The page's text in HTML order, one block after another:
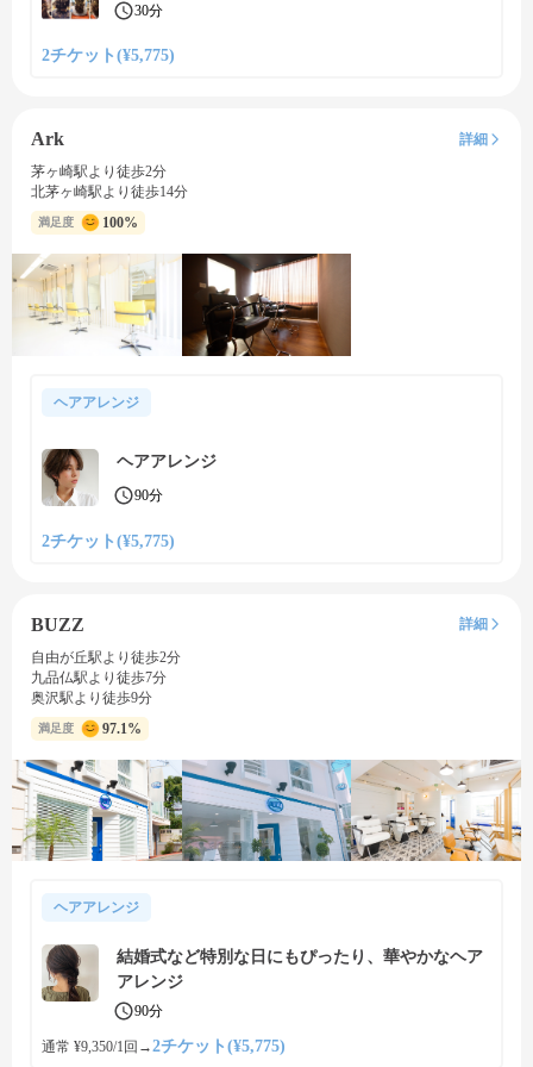
30分
2チケット(¥5,775)
Ark
詳細
茅ヶ崎駅より徒歩2分
北茅ヶ崎駅より徒歩14分
満足度 100%
ヘアアレンジ
ヘアアレンジ
90分
2チケット(¥5,775)
BUZZ
詳細
自由が丘駅より徒歩2分
九品仏駅より徒歩7分
奥沢駅より徒歩9分
満足度 97.1%
ヘアアレンジ
結婚式など特別な日にもぴったり、華やかなヘア
アレンジ
90分
通常 ¥9,350/1回 →2チケット(¥5,775)